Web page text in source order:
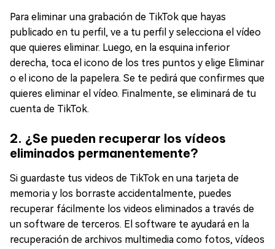
Para eliminar una grabación de TikTok que hayas
publicado en tu perfil, ve a tu perfil y selecciona el vídeo
que quieres eliminar. Luego, en la esquina inferior
derecha, toca el icono de los tres puntos y elige Eliminar
o el icono de la papelera. Se te pedirá que confirmes que
quieres eliminar el vídeo. Finalmente, se eliminará de tu
cuenta de TikTok.
2. ¿Se pueden recuperar los vídeos
eliminados permanentemente?
Si guardaste tus videos de TikTok en una tarjeta de
memoria y los borraste accidentalmente, puedes
recuperar fácilmente los videos eliminados a través de
un software de terceros. El software te ayudará en la
recuperación de archivos multimedia como fotos, vídeos